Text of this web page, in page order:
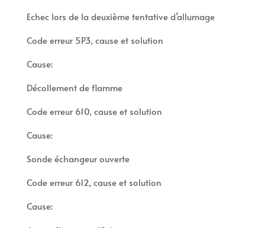
Echec lors de la deuxième tentative d’allumage
Code erreur 5P3, cause et solution
Cause:
Décollement de flamme
Code erreur 610, cause et solution
Cause:
Sonde échangeur ouverte
Code erreur 612, cause et solution
Cause: